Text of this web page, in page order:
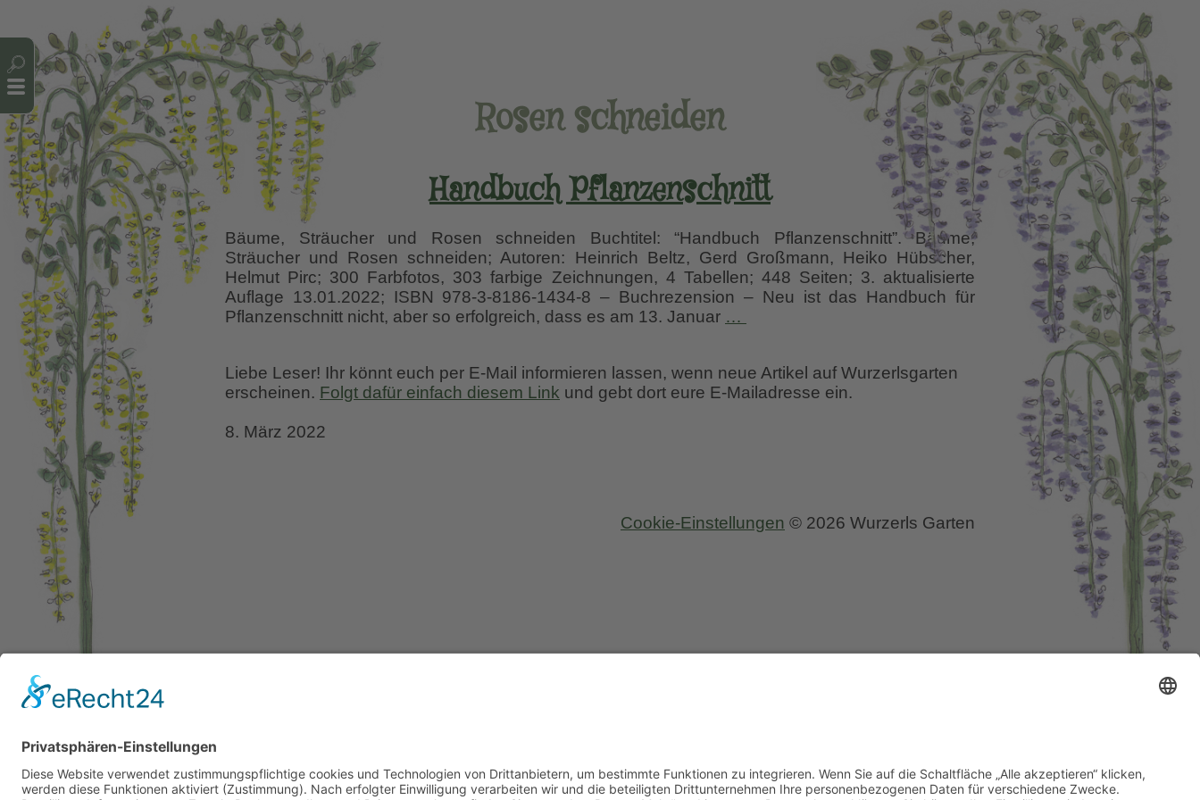
Rosen schneiden
Handbuch Pflanzenschnitt
Bäume, Sträucher und Rosen schneiden Buchtitel: “Handbuch Pflanzenschnitt”. Bäume,
Sträucher und Rosen schneiden; Autoren: Heinrich Beltz, Gerd Großmann, Heiko Hübscher,
Helmut Pirc; 300 Farbfotos, 303 farbige Zeichnungen, 4 Tabellen; 448 Seiten; 3. aktualisierte
Auflage 13.01.2022; ISBN 978-3-8186-1434-8 – Buchrezension – Neu ist das Handbuch für
Pflanzenschnitt nicht, aber so erfolgreich, dass es am 13. Januar …
Liebe Leser! Ihr könnt euch per E-Mail informieren lassen, wenn neue Artikel auf Wurzerlsgarten
erscheinen. Folgt dafür einfach diesem Link und gebt dort eure E-Mailadresse ein.
8. März 2022
Cookie-Einstellungen © 2026 Wurzerls Garten
Cookie-Einstellungen